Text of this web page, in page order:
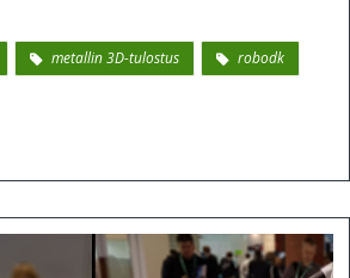
metallin 3D-tulostus
robodk